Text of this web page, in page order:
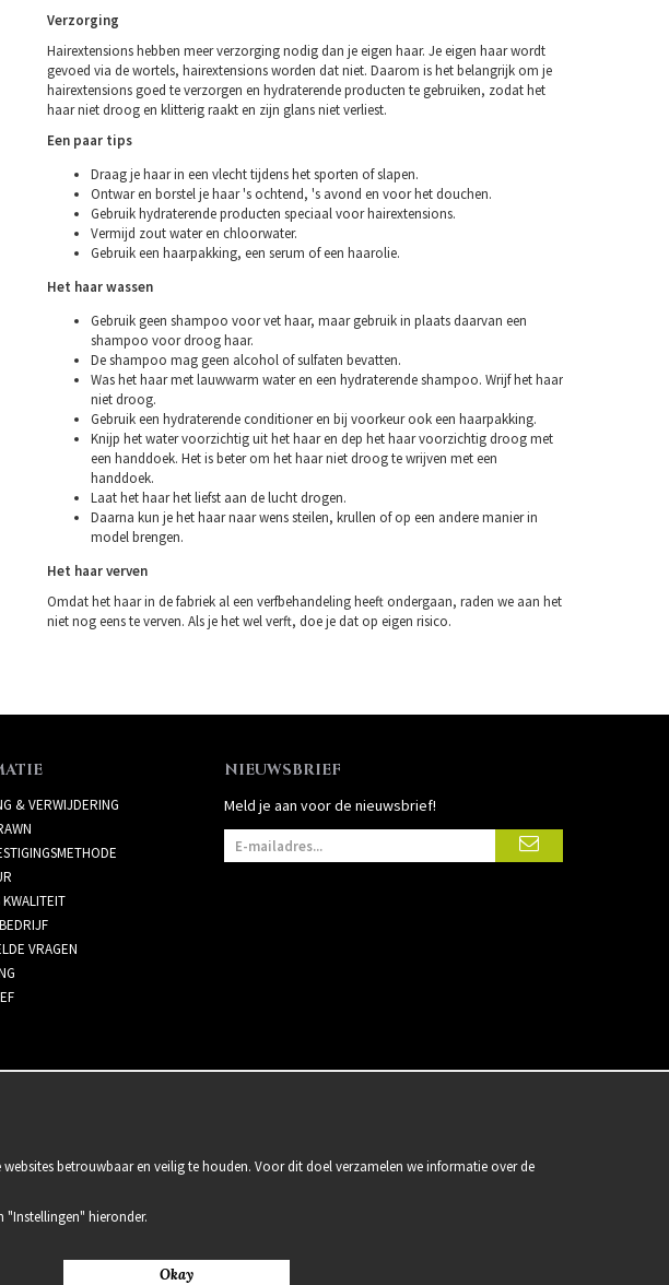
Verzorging
Hairextensions hebben meer verzorging nodig dan je eigen haar. Je eigen haar wordt
gevoed via de wortels, hairextensions worden dat niet. Daarom is het belangrijk om je
hairextensions goed te verzorgen en hydraterende producten te gebruiken, zodat het
haar niet droog en klitterig raakt en zijn glans niet verliest.
Een paar tips
Draag je haar in een vlecht tijdens het sporten of slapen.
Ontwar en borstel je haar 's ochtend, 's avond en voor het douchen.
Gebruik hydraterende producten speciaal voor hairextensions.
Vermijd zout water en chloorwater.
Gebruik een haarpakking, een serum of een haarolie.
Het haar wassen
Gebruik geen shampoo voor vet haar, maar gebruik in plaats daarvan een
shampoo voor droog haar.
De shampoo mag geen alcohol of sulfaten bevatten.
Was het haar met lauwwarm water en een hydraterende shampoo. Wrijf het haar
niet droog.
Gebruik een hydraterende conditioner en bij voorkeur ook een haarpakking.
Knijp het water voorzichtig uit het haar en dep het haar voorzichtig droog met
een handdoek. Het is beter om het haar niet droog te wrijven met een
handdoek.
Laat het haar het liefst aan de lucht drogen.
Daarna kun je het haar naar wens steilen, krullen of op een andere manier in
model brengen.
Het haar verven
Omdat het haar in de fabriek al een verfbehandeling heeft ondergaan, raden we aan het
niet nog eens te verven. Als je het wel verft, doe je dat op eigen risico.
& VERWIJDERING
KWALITEIT
VRAGEN
NIEUWSBRIEF
Meld je aan voor de nieuwsbrief!
betrouwbaar en veilig te houden. Voor dit doel verzamelen we informatie over de
"Instellingen" hieronder.
Okay